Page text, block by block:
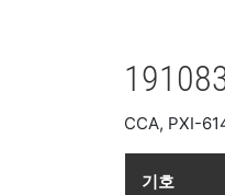
CCA, PXI-
기호